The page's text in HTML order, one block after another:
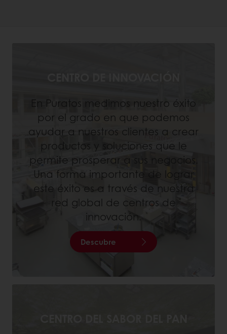
En Puratos medimos nuestro éxito
por el grado en que podemos
ayudar a nuestros clientes a crear
productos y soluciones que le
permite prosperar a sus negocios.
Una forma importante de lograr
este éxito es a través de nuestra
red global de centros de
innovación.
Descubre